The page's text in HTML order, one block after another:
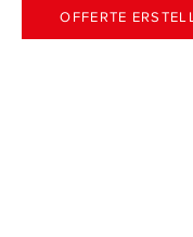
OFFERTE